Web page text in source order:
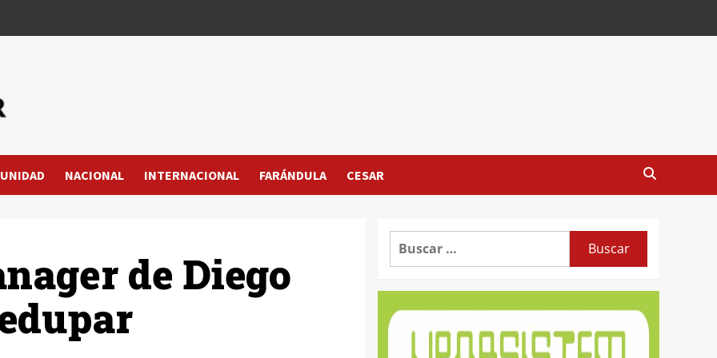
NACIONAL INTERNACIONAL FARÁNDULA CESAR
de Diego
Buscar: